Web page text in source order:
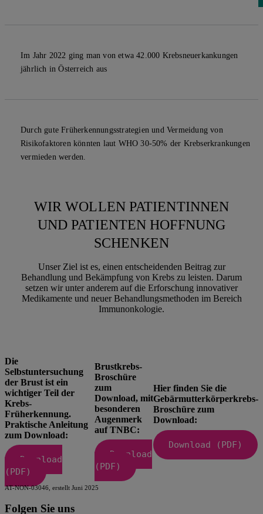
Im Jahr 2022 ging man von etwa 42.000 Krebsneuerkankungen
jährlich in Österreich aus
Durch gute Früherkennungsstrategien und Vermeidung von
Risikofaktoren könnten laut WHO 30-50% der Krebserkrankungen
vermieden werden.
WIR WOLLEN PATIENTINNEN
UND PATIENTEN HOFFNUNG
SCHENKEN
Unser Ziel ist es, einen entscheidenden Beitrag zur
Behandlung und Bekämpfung von Krebs zu leisten. Darum
setzen wir unter anderem auf die Erforschung innovativer
Medikamente und neuer Behandlungsmethoden im Bereich
Immunonkologie.
Die
Selbstuntersuchung
der Brust ist ein
wichtiger Teil der
Krebs-
Früherkennung.
Praktische Anleitung
zum Download:
Download
(PDF)
Brustkrebs-
Broschüre
zum
Download, mit
besonderen
Augenmerk
auf TNBC:
Download
(PDF)
Hier finden Sie die
Gebärmutterkörperkrebs-
Broschüre zum
Download:
Download (PDF)
AT-NON-03046, erstellt Juni 2025
Folgen Sie uns